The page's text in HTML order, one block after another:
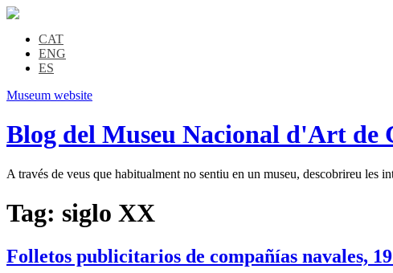
CAT
ENG
ES
Museum website
Blog del Museu Nacional d'Art de
A través de veus que habitualment no sentiu en un museu, descobrireu
Tag: siglo XX
Folletos publicitarios de compañías navales,